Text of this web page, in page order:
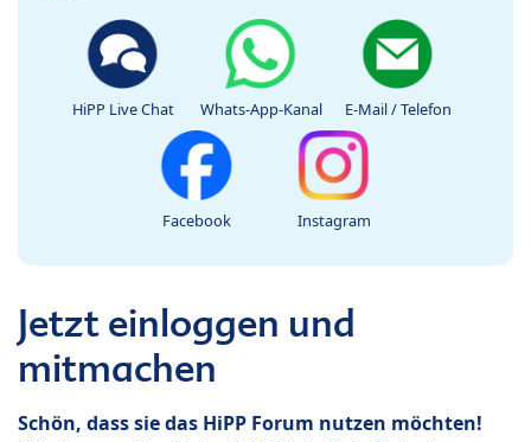
HiPP Live Chat Whats-App-Kanal E-Mail / Telefon
Facebook Instagram
Jetzt einloggen und
mitmachen
Schön, dass sie das HiPP Forum nutzen möchten!